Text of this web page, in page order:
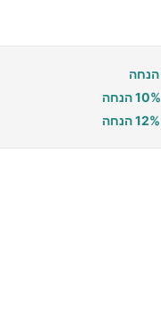
10% הנחה
12% הנחה